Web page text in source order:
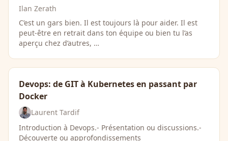
Ilan Zerath
C’est un gars bien. Il est toujours là pour aider. Il est
peut-être en retrait dans ton équipe ou bien tu l’as
aperçu chez d’autres, …
Devops: de GIT à Kubernetes en passant par
Docker
Laurent Tardif
Introduction à Devops.- Présentation ou discussions.-
Découverte ou approfondissements